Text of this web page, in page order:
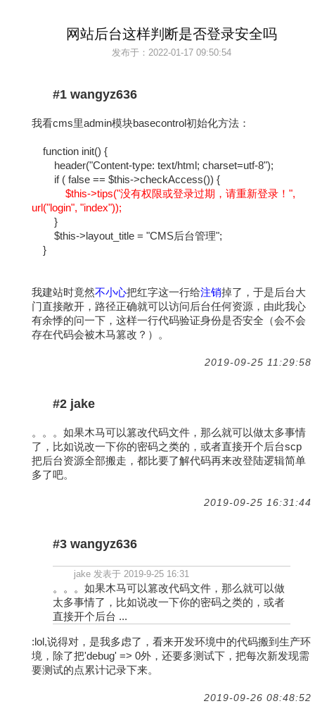
网站后台这样判断是否登录安全吗
发布于： 2022-01-17 09:50:54
#1 wangyz636
我看cms里admin模块basecontrol初始化方法：
function init() {
header("Content-type: text/html; charset=utf-8");
if ( false == $this->checkAccess()) {
$this->tips("没有权限或登录过期，请重新登录！",
url("login", "index"));
}
$this->layout_title = "CMS后台管理";
}
我建站时竟然不小心把红字这一行给注销掉了，于是后台大
门直接敞开，路径正确就可以访问后台任何资源，由此我心
有余悸的问一下，这样一行代码验证身份是否安全（会不会
存在代码会被木马篡改？）。
2019-09-25 11:29:58
#2 jake
。。。如果木马可以篡改代码文件，那么就可以做太多事情
了，比如说改一下你的密码之类的，或者直接开个后台scp
把后台资源全部搬走，都比要了解代码再来改登陆逻辑简单
多了吧。
2019-09-25 16:31:44
#3 wangyz636
jake 发表于 2019-9-25 16:31
。。。如果木马可以篡改代码文件，那么就可以做
太多事情了，比如说改一下你的密码之类的，或者
直接开个后台 ...
:lol,说得对，是我多虑了，看来开发环境中的代码搬到生产环
境，除了把'debug' => 0外，还要多测试下，把每次新发现需
要测试的点累计记录下来。
2019-09-26 08:48:52